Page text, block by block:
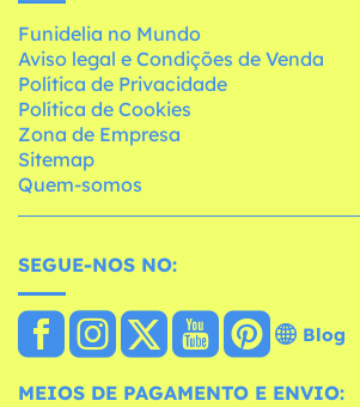
Funidelia no Mundo
Aviso legal e Condições de Venda
Política de Privacidade
Política de Cookies
Zona de Empresa
Sitemap
Quem-somos
SEGUE-NOS NO:
Blog
MEIOS DE PAGAMENTO E ENVIO: